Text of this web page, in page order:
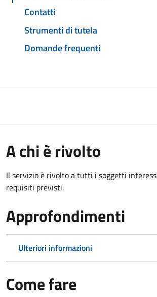
Contatti
Strumenti di tutela
Domande frequenti
A chi è rivolto
Il servizio è rivolto a tutti i soggetti
requisiti previsti.
Approfondimenti
Ulteriori informazioni
Come fare